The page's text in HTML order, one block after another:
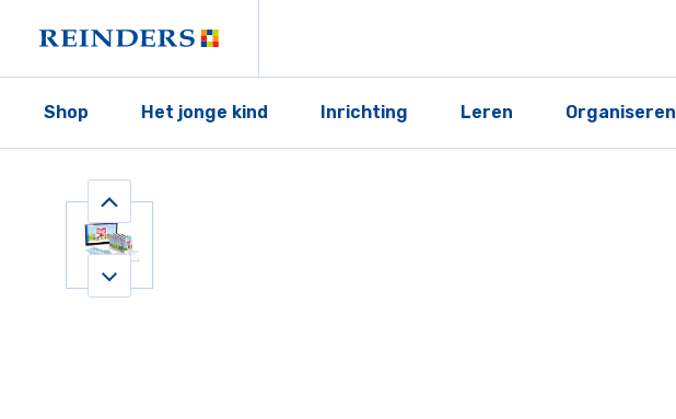
Shop Het jonge kind Inrichting Leren Organiseren